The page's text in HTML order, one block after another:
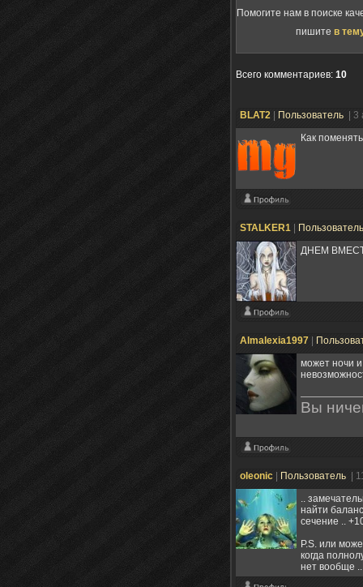
Помогите нам в поиске
пишите в
Всего комментариев: 10
BLAT2 Пользователь
|
Как
STALKER1
ДНЕМ
Almalexia1997
может ночи
Вы
oleonic Пользователь
|
..
найти
сечение ..
P.S. или
когда
нет вообще